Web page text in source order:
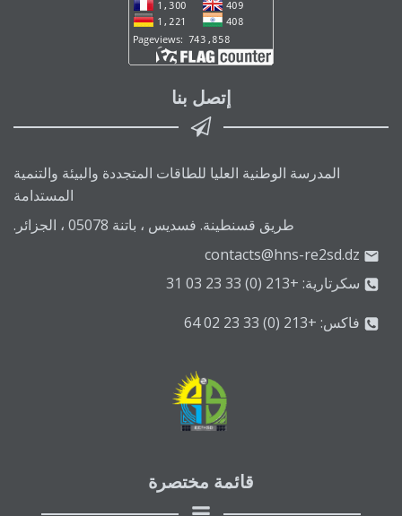
إتصل بنا
المدرسة الوطنية العليا للطاقات المتجددة والبيئة والتنمية
المستدامة
طريق قسنطينة. فسديس ، باتنة 05078 ، الجزائر.
contacts@hns-re2sd.dz
سكرتارية: +213 (0) 33 23 03 31
فاكس: +213 (0) 33 23 02 64
قائمة مختصرة